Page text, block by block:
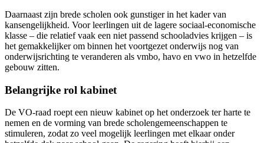
Daarnaast zijn brede scholen ook gunstiger in het kader van
kansengelijkheid. Voor leerlingen uit de lagere sociaal-economische
klasse – die relatief vaak een niet passend schooladvies krijgen – is
het gemakkelijker om binnen het voortgezet onderwijs nog van
onderwijsrichting te veranderen als vmbo, havo en vwo in hetzelfde
gebouw zitten.
Belangrijke rol kabinet
De VO-raad roept een nieuw kabinet op het onderzoek ter harte te
nemen en de vorming van brede scholengemeenschappen te
stimuleren, zodat zo veel mogelijk leerlingen met elkaar onder